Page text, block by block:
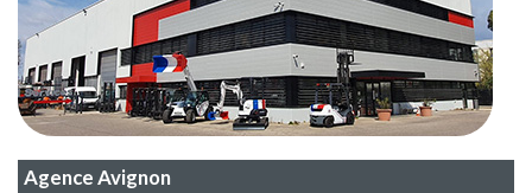
Agence Avignon